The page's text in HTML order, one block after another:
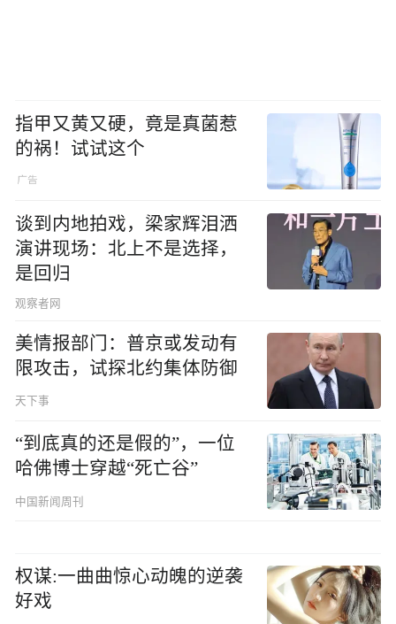
指甲又黄又硬，竟是真菌惹
的祸！试试这个
谈到内地拍戏，梁家辉泪洒
演讲现场：北上不是选择，
是回归
观察者网
美情报部门：普京或发动有
限攻击，试探北约集体防御
天下事
“到底真的还是假的”，一位
哈佛博士穿越“死亡谷”
中国新闻周刊
权谋:一曲曲惊心动魄的逆袭
好戏